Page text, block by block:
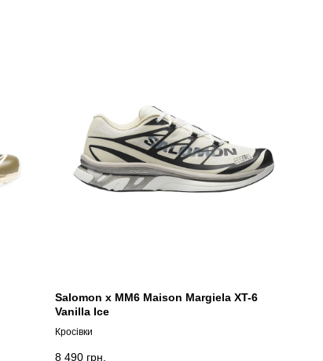
Salomon x MM6 Maison Margiela XT-6
Vanilla Ice
Кросівки
8 490 грн.